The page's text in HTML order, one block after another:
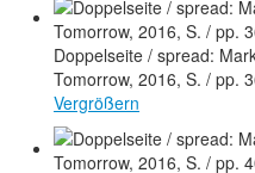
Doppelseite / spread:
Tomorrow, 2016, S. / pp.
Vergrößern